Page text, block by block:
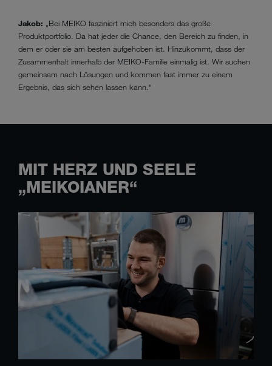
Jakob: „Bei MEIKO fasziniert mich besonders das große
Produktportfolio. Da hat jeder die Chance, den Bereich zu finden, in
dem er oder sie am besten aufgehoben ist. Hinzukommt, dass der
Zusammenhalt innerhalb der MEIKO-Familie einmalig ist. Wir suchen
gemeinsam nach Lösungen und kommen fast immer zu einem
Ergebnis, das sich sehen lassen kann.“
MIT HERZ UND SEELE
„MEIKOIANER“